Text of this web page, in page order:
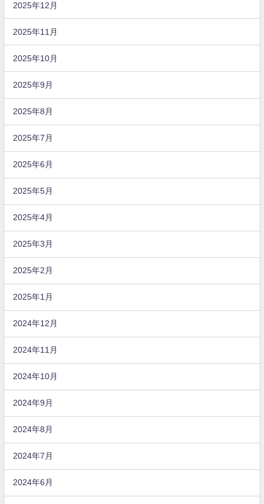
2025年12月
2025年11月
2025年10月
2025年9月
2025年8月
2025年7月
2025年6月
2025年5月
2025年4月
2025年3月
2025年2月
2025年1月
2024年12月
2024年11月
2024年10月
2024年9月
2024年8月
2024年7月
2024年6月